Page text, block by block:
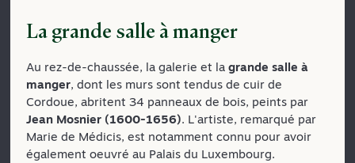
La grande salle à manger
Au rez-de-chaussée, la galerie et lagrande salle à
manger, dont les murs sont tendus de cuir de
Cordoue, abritent 34 panneaux de bois, peints par
Jean Mosnier (1600-1656). L'artiste, remarqué par
Marie de Médicis, est notamment connu pour avoir
également oeuvré au Palais du Luxembourg.